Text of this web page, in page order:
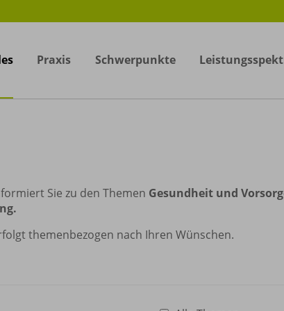
Praxis Schwerpunkte
Sie zu den Themen Gesundheit und
themenbezogen nach Ihren Wünschen.